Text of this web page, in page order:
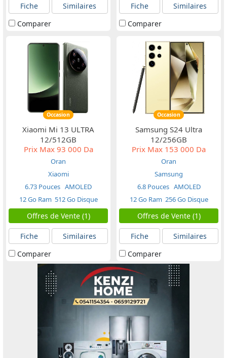
Fiche
Similaires
Comparer
Fiche
Similaires
Comparer
Occasion
Xiaomi Mi 13 ULTRA
12/512GB
Prix Max93 000 Da
Oran
Xiaomi
6.73 Pouces AMOLED
12 Go Ram 512 Go Disque
Offres de Vente (1)
Fiche
Similaires
Comparer
Occasion
Samsung S24 Ultra
12/256GB
Prix Max 153 000 Da
Oran
Samsung
6.8 Pouces AMOLED
12 Go Ram 256 Go Disque
Offres de Vente (1)
Fiche
Similaires
Comparer